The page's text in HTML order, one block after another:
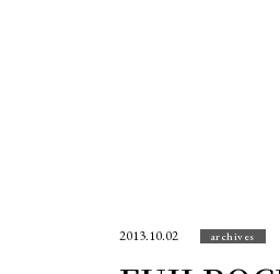
2013.10.02 archives